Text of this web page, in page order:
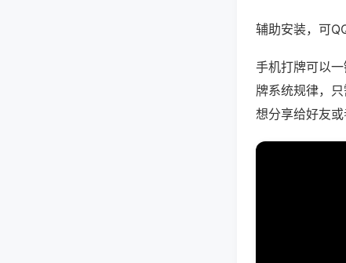
辅助安装，可
手机打牌可以
牌系统规律，
想分享给好友或